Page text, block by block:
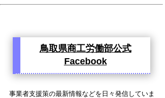
鳥取県商工労働部公式
Facebook
事業者支援策の最新情報などを日々発信していま